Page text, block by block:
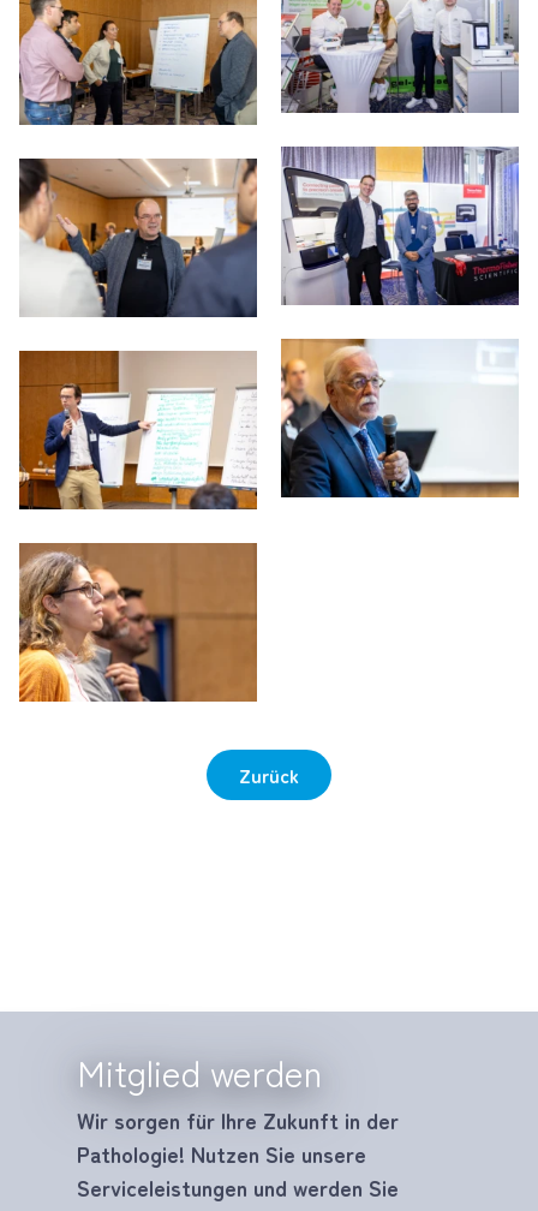
Zurück
Mitglied werden
Wir sorgen für Ihre Zukunft in der
Pathologie! Nutzen Sie unsere
Serviceleistungen und werden Sie